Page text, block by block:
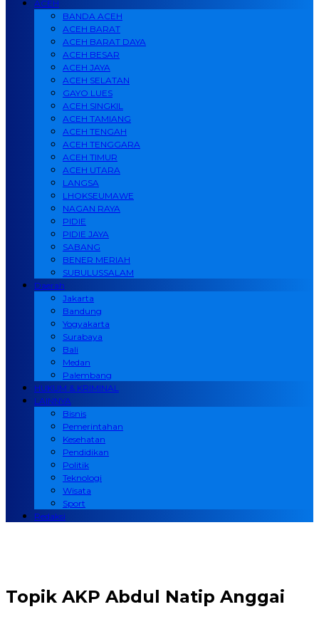
ACEH
BANDA ACEH
ACEH BARAT
ACEH BARAT DAYA
ACEH BESAR
ACEH JAYA
ACEH SELATAN
GAYO LUES
ACEH SINGKIL
ACEH TAMIANG
ACEH TENGAH
ACEH TENGGARA
ACEH TIMUR
ACEH UTARA
LANGSA
LHOKSEUMAWE
NAGAN RAYA
PIDIE
PIDIE JAYA
SABANG
BENER MERIAH
SUBULUSSALAM
Daerah
Jakarta
Bandung
Yogyakarta
Surabaya
Bali
Medan
Palembang
HUKUM & KRIMINAL
LAINNYA
Bisnis
Pemerintahan
Kesehatan
Pendidikan
Politik
Teknologi
Wisata
Sport
Redaksi
Topik AKP Abdul Natip Anggai